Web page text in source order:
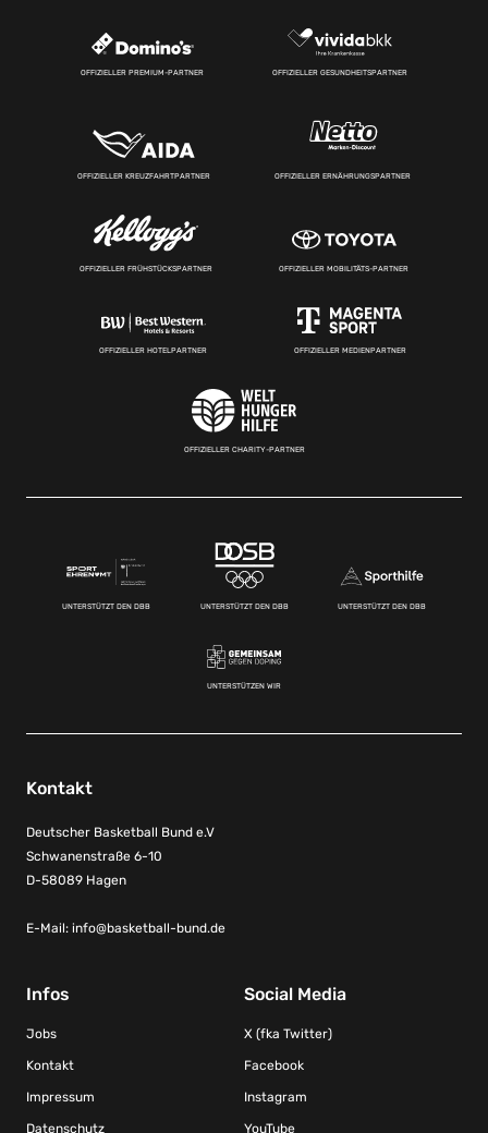
OFFIZIELLER PREMIUM-PARTNER OFFIZIELLER GESUNDHEITSPARTNER
OFFIZIELLER KREUZFAHRTPARTNER OFFIZIELLER ERNÄHRUNGSPARTNER
OFFIZIELLER FRÜHSTÜCKSPARTNER OFFIZIELLER MOBILITÄTS-PARTNER
OFFIZIELLER HOTELPARTNER OFFIZIELLER MEDIENPARTNER
OFFIZIELLER CHARITY-PARTNER
UNTERSTÜTZT DEN DBB UNTERSTÜTZT DEN DBB UNTERSTÜTZT DEN DBB
UNTERSTÜTZEN WIR
Kontakt
Deutscher Basketball Bund e.V
Schwanenstraße 6-10
D-58089 Hagen
E-Mail: info@basketball-bund.de
Infos
Jobs
Kontakt
Impressum
Datenschutz
Social Media
X (fka Twitter)
Facebook
Instagram
YouTube